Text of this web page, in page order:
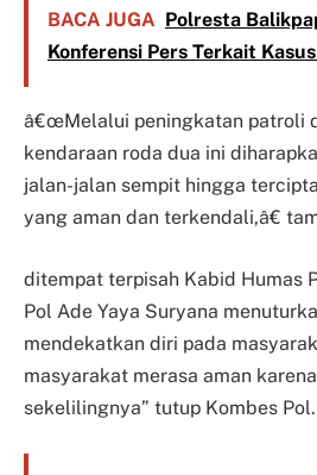
BACA JUGA Polresta
Konferensi Pers Terkait
â€œMelalui peningkatan patroli
kendaraan roda dua ini
jalan-jalan sempit hingga
yang aman dan terkendali,â€
ditempat terpisah Kabid Humas
Pol Ade Yaya Suryana
mendekatkan diri pada
masyarakat merasa aman
sekelilingnya” tutup Kombes